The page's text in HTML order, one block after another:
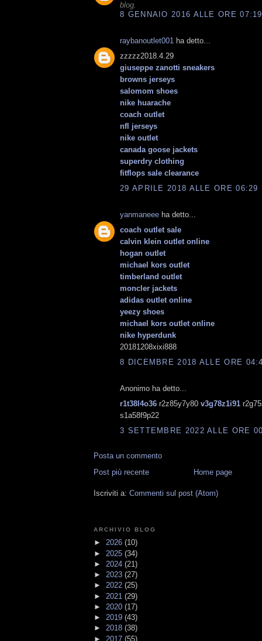
blog.
8 GENNAIO 2016 ALLE ORE 07:19
raybanoutlet001 ha detto...
zzzzz2018.4.29
giuseppe zanotti sneakers
browns jerseys
salomom shoes
nike huarache
coach outlet
nfl jerseys
nike outlet
canada goose jackets
superdry clothing
fitflops sale clearance
29 APRILE 2018 ALLE ORE 06:29
yanmaneee ha detto...
coach outlet sale
calvin klein outlet online
hogan outlet
michael kors outlet
timberland outlet
moncler jackets
adidas outlet online
yeezy shoes
michael kors outlet online
nike hyperdunk
20181208xixi888
8 DICEMBRE 2018 ALLE ORE
Anonimo ha detto...
r1t38l4o36 r2z85y7y80 v3g78z1i91
s1a58f9p22
3 SETTEMBRE 2022 ALLE ORE
Posta un commento
Post più recente
Home page
Iscriviti a: Commenti sul post (Atom)
ARCHIVIO BLOG
► 2026 (10)
► 2025 (34)
► 2024 (21)
► 2023 (27)
► 2022 (25)
► 2021 (29)
► 2020 (17)
► 2019 (43)
► 2018 (38)
► 2017 (55)